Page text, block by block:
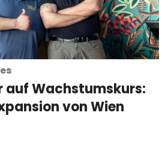
auf Wachstumskurs:
von Wien